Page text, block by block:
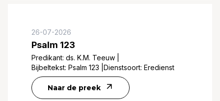
26-07-2026
Psalm 123
Predikant: ds. K.M. Teeuw
Bijbeltekst: Psalm 123 Dienstsoort: Eredienst
Naar de preek